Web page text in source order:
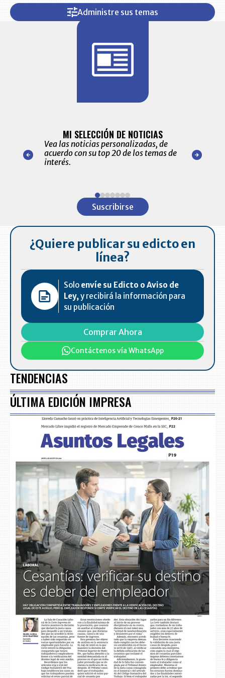
Administre sus temas
nuestro
para
MI SELECCIÓN DE NOTICIAS
Vea las noticias personalizadas, de
acuerdo con su top 20 de los temas de
interés.
de las
Suscribirse
¿Quiere publicar su edicto en
línea?
Solo envíe su Edicto o Aviso de
Ley,y recibirá la información para
su publicación
Comprar Ahora
Contáctenos vía WhatsApp
TENDENCIAS
ÚLTIMA EDICIÓN IMPRESA